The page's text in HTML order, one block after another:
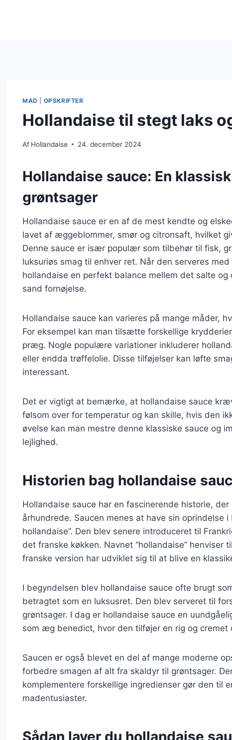
MAD OPSKRIFTER
Hollandaise til stegt laks
Af Hollandaise 24. december 2024
Hollandaise sauce: En
grøntsager
Hollandaise sauce er en af de mest kendte og
lavet af æggeblommer, smør og citronsaft, hvilket
Denne sauce er især populær som tilbehør til fisk,
luksuriøs smag til enhver ret. Når den serveres
hollandaise en perfekt balance mellem det salte
sand fornøjelse.
Hollandaise sauce kan varieres på mange måder,
For eksempel kan man tilsætte forskellige
præg. Nogle populære variationer inkluderer
eller endda trøffelolie. Disse tilføjelser kan løfte
interessant.
Det er vigtigt at bemærke, at hollandaise sauce
følsom over for temperatur og kan skille, hvis den
øvelse kan man mestre denne klassiske sauce og
lejlighed.
Historien bag hollandaise
Hollandaise sauce har en fascinerende historie,
århundrede. Saucen menes at have sin oprindelse
hollandaise”. Den blev senere introduceret til
det franske køkken. Navnet “hollandaise” henviser
franske version har udviklet sig til at blive en
I begyndelsen blev hollandaise sauce ofte brugt
betragtet som en luksusret. Den blev serveret til
grøntsager. I dag er hollandaise sauce en
som æg benedict, hvor den tilføjer en rig og cremet
Saucen er også blevet en del af mange moderne
forbedre smagen af alt fra skaldyr til grøntsager.
komplementere forskellige ingredienser gør den til
madentusiaster.
Sådan laver du hollandaise